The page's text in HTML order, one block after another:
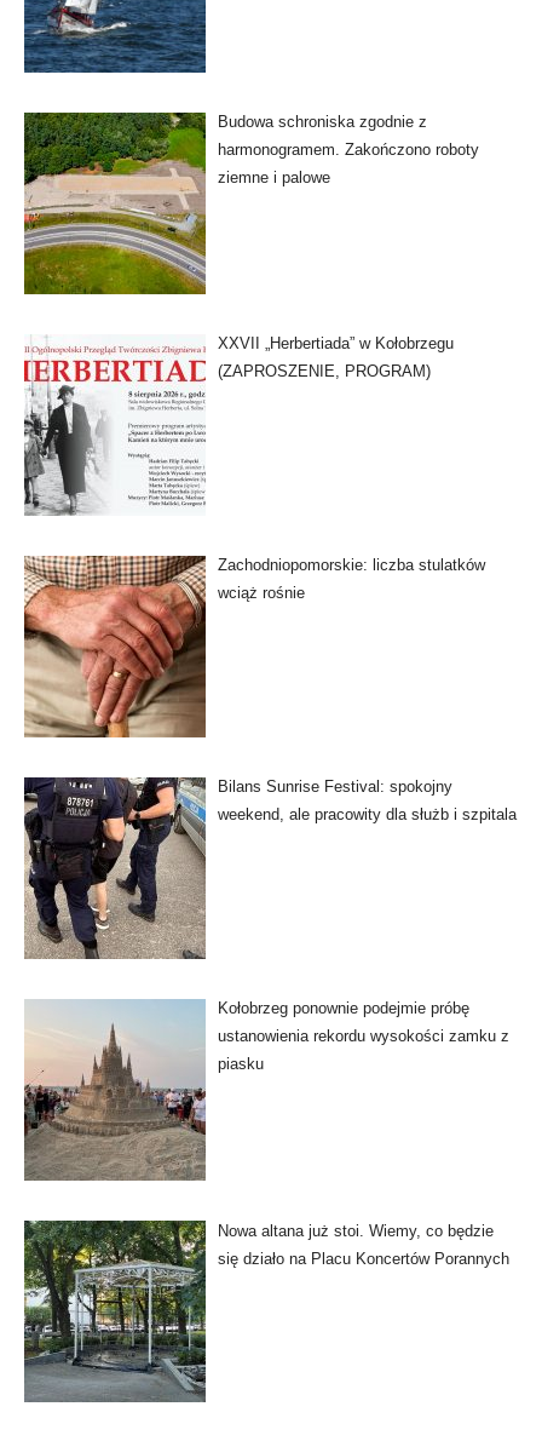
Budowa schroniska zgodnie z
harmonogramem. Zakończono roboty
ziemne i palowe
XXVII „Herbertiada” w Kołobrzegu
(ZAPROSZENIE, PROGRAM)
Zachodniopomorskie: liczba stulatków
wciąż rośnie
Bilans Sunrise Festival: spokojny
weekend, ale pracowity dla służb i szpitala
Kołobrzeg ponownie podejmie próbę
ustanowienia rekordu wysokości zamku z
piasku
Nowa altana już stoi. Wiemy, co będzie
się działo na Placu Koncertów Porannych